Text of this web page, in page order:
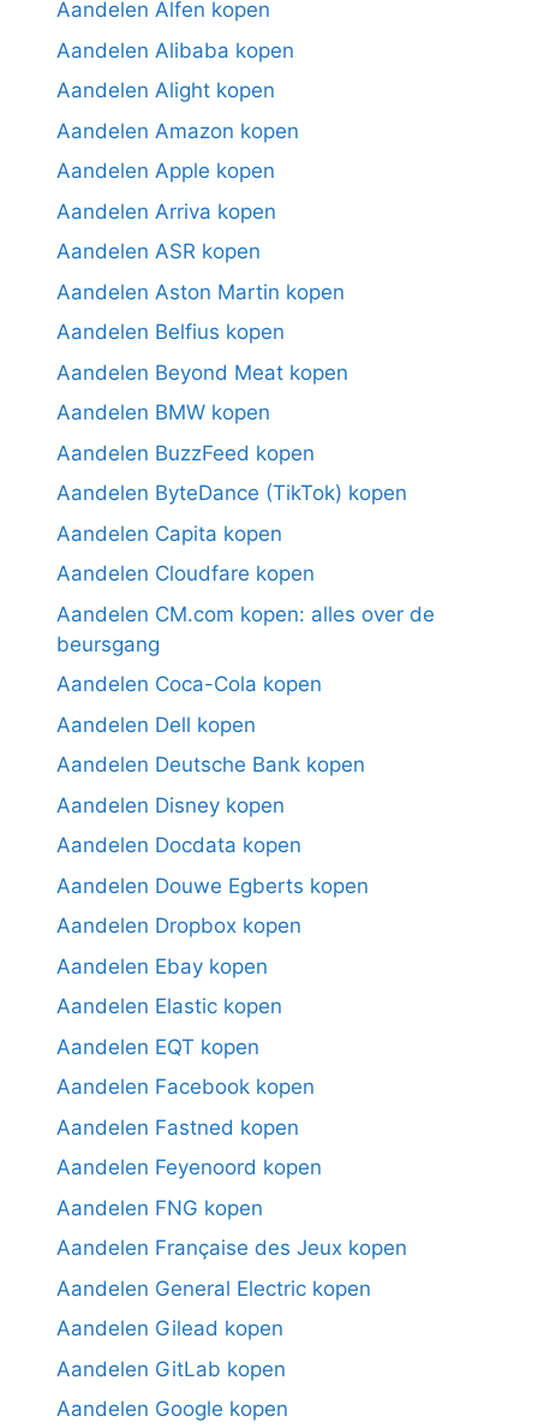
Aandelen Alfen kopen
Aandelen Alibaba kopen
Aandelen Alight kopen
Aandelen Amazon kopen
Aandelen Apple kopen
Aandelen Arriva kopen
Aandelen ASR kopen
Aandelen Aston Martin kopen
Aandelen Belfius kopen
Aandelen Beyond Meat kopen
Aandelen BMW kopen
Aandelen BuzzFeed kopen
Aandelen ByteDance (TikTok) kopen
Aandelen Capita kopen
Aandelen Cloudfare kopen
Aandelen CM.com kopen: alles over de
beursgang
Aandelen Coca-Cola kopen
Aandelen Dell kopen
Aandelen Deutsche Bank kopen
Aandelen Disney kopen
Aandelen Docdata kopen
Aandelen Douwe Egberts kopen
Aandelen Dropbox kopen
Aandelen Ebay kopen
Aandelen Elastic kopen
Aandelen EQT kopen
Aandelen Facebook kopen
Aandelen Fastned kopen
Aandelen Feyenoord kopen
Aandelen FNG kopen
Aandelen Française des Jeux kopen
Aandelen General Electric kopen
Aandelen Gilead kopen
Aandelen GitLab kopen
Aandelen Google kopen